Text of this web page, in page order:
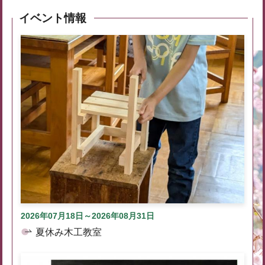
イベント情報
2026年07月18日～2026年08月31日
夏休み木工教室